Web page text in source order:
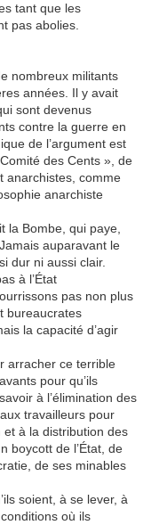
tant que les
pas abolies.
nombreux militants
années. Il y avait
sont devenus
contre la guerre en
de l’argument est
des Cents », de
anarchistes, comme
anarchiste
la Bombe, qui paye,
auparavant le
dur ni aussi clair.
à l’État
pas non plus
bureaucrates
la capacité d’agir
arracher ce terrible
pour qu’ils
à l’élimination des
travailleurs pour
et à la distribution des
boycott de l’État, de
de ses minables
soient, à se lever, à
où ils